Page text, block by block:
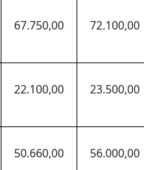
67.750,00 72.100,00
22.100,00 23.500,00
50.660,00 56.000,00